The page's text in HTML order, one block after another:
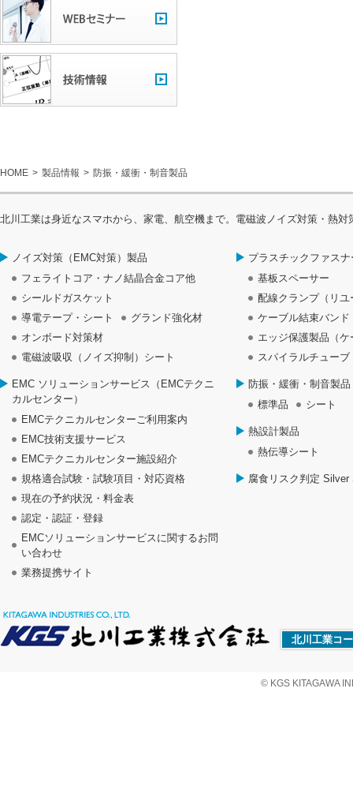
HOME 製品情報 防振・緩衝・制音製品
北川工業は身近なスマホから、家電、航空機まで。電磁波ノイズ対策・熱
ノイズ対策（EMC対策）製品
フェライトコア・ナノ結晶合金コア他
シールドガスケット
導電テープ・シート
グランド強化材
オンボード対策材
電磁波吸収（ノイズ抑制）シート
EMC ソリューションサービス（EMCテクニ
カルセンター）
EMCテクニカルセンターご利用案内
EMC技術支援サービス
EMCテクニカルセンター施設紹介
規格適合試験・試験項目・対応資格
現在の予約状況・料金表
認定・認証・登録
EMCソリューションサービスに関するお問
い合わせ
業務提携サイト
プラスチックファス
基板スペーサー
配線クランプ（リ
ケーブル結束バンド
エッジ保護製品（
スパイラルチューブ
防振・緩衝・制音製品
標準品
シート
熱設計製品
熱伝導シート
腐食リスク判定
北川工業コ
© KGS KITAGAWA